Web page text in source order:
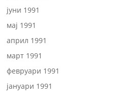
јуни 1991
мај 1991
април 1991
март 1991
февруари 1991
јануари 1991